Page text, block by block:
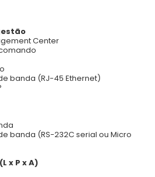
Center
banda (RJ-45 Ethernet)
banda (RS-232C serial ou Micro
x P x A)